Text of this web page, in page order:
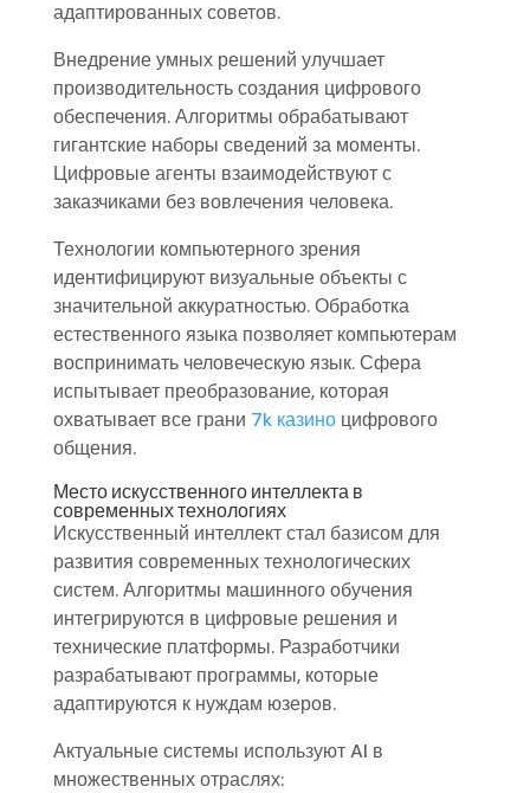
адаптированных советов.
Внедрение умных решений улучшает
производительность создания цифрового
обеспечения. Алгоритмы обрабатывают
гигантские наборы сведений за моменты.
Цифровые агенты взаимодействуют с
заказчиками без вовлечения человека.
Технологии компьютерного зрения
идентифицируют визуальные объекты с
значительной аккуратностью. Обработка
естественного языка позволяет компьютерам
воспринимать человеческую язык. Сфера
испытывает преобразование, которая
охватывает все грани 7k казиноцифрового
общения.
Место искусственного интеллекта в
современных технологиях
Искусственный интеллект стал базисом для
развития современных технологических
систем. Алгоритмы машинного обучения
интегрируются в цифровые решения и
технические платформы. Разработчики
разрабатывают программы, которые
адаптируются к нуждам юзеров.
Актуальные системы используют AI в
множественных отраслях: